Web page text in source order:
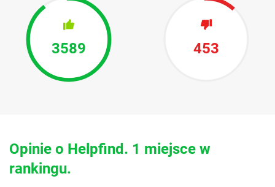
3589 453
Opinie o Helpfind. 1 miejsce w
rankingu.